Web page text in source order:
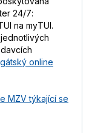
24/7:
na myTUI.
online
MZV týkající se